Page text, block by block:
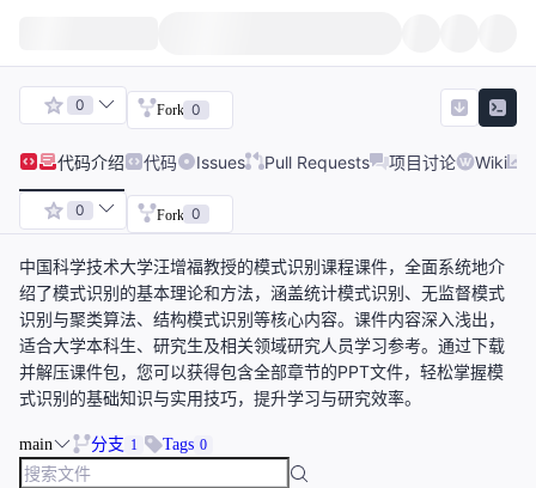
0 Fork 0
代码介绍 代码 Issues Pull Requests 项目讨论 Wiki
0 Fork 0
中国科学技术大学汪增福教授的模式识别课程课件，全面系统地介
绍了模式识别的基本理论和方法，涵盖统计模式识别、无监督模式
识别与聚类算法、结构模式识别等核心内容。课件内容深入浅出，
适合大学本科生、研究生及相关领域研究人员学习参考。通过下载
并解压课件包，您可以获得包含全部章节的PPT文件，轻松掌握模
式识别的基础知识与实用技巧，提升学习与研究效率。
main 分支 1 Tags 0